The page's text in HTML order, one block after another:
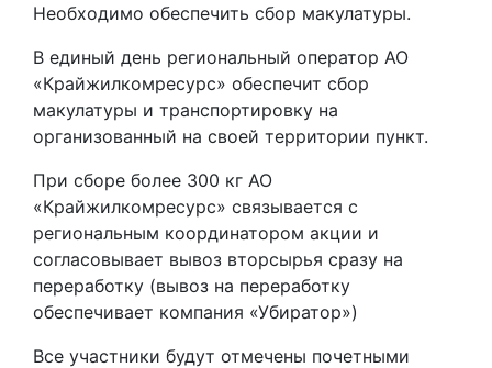
Необходимо обеспечить сбор макулатуры.
В единый день региональный оператор АО
«Крайжилкомресурс» обеспечит сбор
макулатуры и транспортировку на
организованный на своей территории пункт.
При сборе более 300 кг АО
«Крайжилкомресурс» связывается с
региональным координатором акции и
согласовывает вывоз вторсырья сразу на
переработку (вывоз на переработку
обеспечивает компания «Убиратор»)
Все участники будут отмечены почетными